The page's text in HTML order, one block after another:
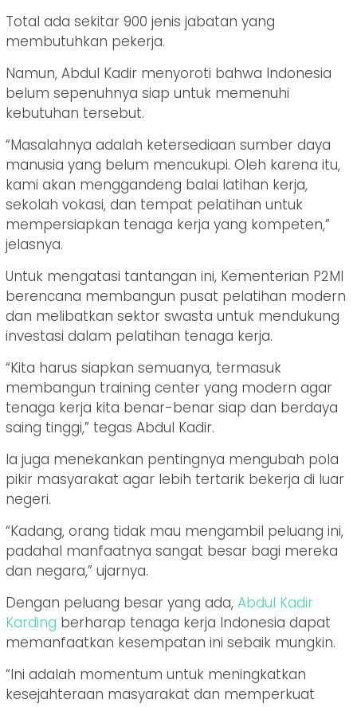
Total ada sekitar 900 jenis jabatan yang
membutuhkan pekerja.
Namun, Abdul Kadir menyoroti bahwa Indonesia
belum sepenuhnya siap untuk memenuhi
kebutuhan tersebut.
“Masalahnya adalah ketersediaan sumber daya
manusia yang belum mencukupi. Oleh karena itu,
kami akan menggandeng balai latihan kerja,
sekolah vokasi, dan tempat pelatihan untuk
mempersiapkan tenaga kerja yang kompeten,”
jelasnya.
Untuk mengatasi tantangan ini, Kementerian P2MI
berencana membangun pusat pelatihan modern
dan melibatkan sektor swasta untuk mendukung
investasi dalam pelatihan tenaga kerja.
“Kita harus siapkan semuanya, termasuk
membangun training center yang modern agar
tenaga kerja kita benar-benar siap dan berdaya
saing tinggi,” tegas Abdul Kadir.
Ia juga menekankan pentingnya mengubah pola
pikir masyarakat agar lebih tertarik bekerja di luar
negeri.
“Kadang, orang tidak mau mengambil peluang ini,
padahal manfaatnya sangat besar bagi mereka
dan negara,” ujarnya.
Dengan peluang besar yang ada, Abdul Kadir
Karding berharap tenaga kerja Indonesia dapat
memanfaatkan kesempatan ini sebaik mungkin.
“Ini adalah momentum untuk meningkatkan
kesejahteraan masyarakat dan memperkuat